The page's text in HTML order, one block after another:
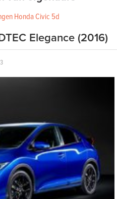
Honda Civic 5d
Elegance (2016)